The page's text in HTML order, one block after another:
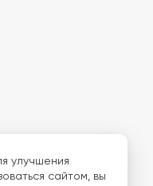
улучшения
сайтом, вы